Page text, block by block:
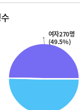
여자270명
(49.5%)